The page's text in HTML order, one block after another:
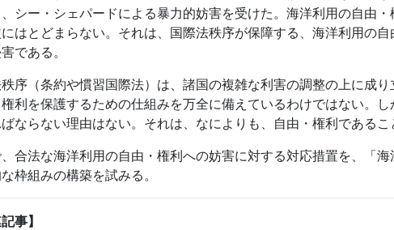
シー・シェパードによる暴力的妨害を受けた。海洋利用の自由
はとどまらない。それは、国際法秩序が保障する、海洋利用の
である。
序（条約や慣習国際法）は、諸国の複雑な利害の調整の上に成り
利を保護するための仕組みを万全に備えているわけではない。
ならない理由はない。それは、なによりも、自由・権利であるこ
合法な海洋利用の自由・権利への妨害に対する対応措置を、「
枠組みの構築を試みる。
事】